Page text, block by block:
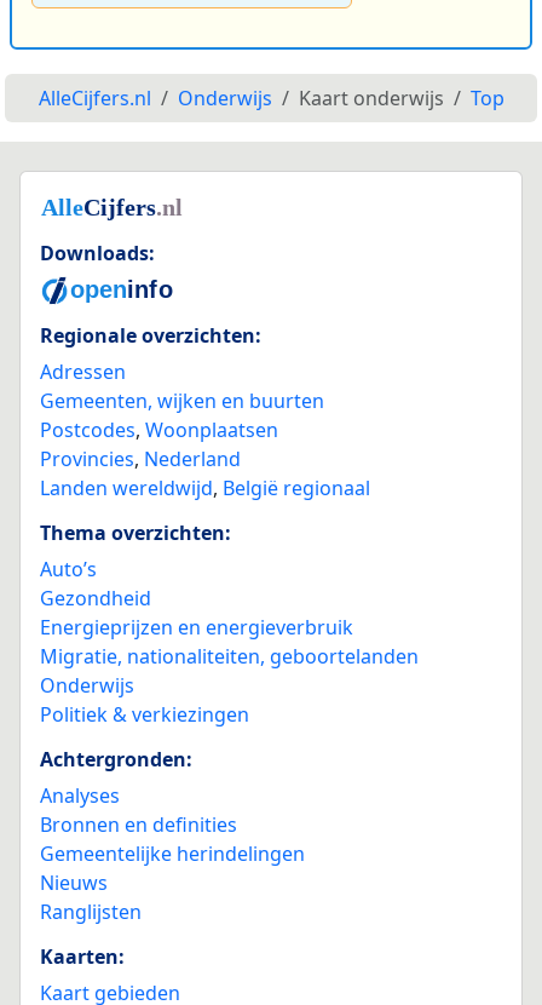
AlleCijfers.nl Onderwijs Kaart onderwijs Top
Downloads:
Regionale overzichten:
Adressen
Gemeenten, wijken en buurten
Postcodes, Woonplaatsen
Provincies, Nederland
Landen wereldwijd, België regionaal
Thema overzichten:
Auto’s
Gezondheid
Energieprijzen en energieverbruik
Migratie, nationaliteiten, geboortelanden
Onderwijs
Politiek & verkiezingen
Achtergronden:
Analyses
Bronnen en definities
Gemeentelijke herindelingen
Nieuws
Ranglijsten
Kaarten:
Kaart gebieden